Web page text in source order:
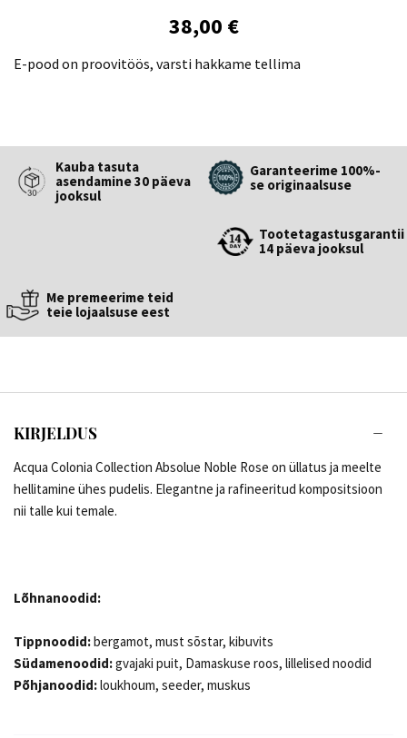
38,00 €
E-pood on proovitöös, varsti hakkame tellima
Kauba tasuta
asendamine 30 päeva
jooksul
Garanteerime 100%-
se originaalsuse
Tootetagastusgarantii
14 päeva jooksul
Me premeerime teid
teie lojaalsuse eest
KIRJELDUS
Acqua Colonia Collection Absolue Noble Rose on üllatus ja meelte
hellitamine ühes pudelis. Elegantne ja rafineeritud kompositsioon
nii talle kui temale.
Lõhnanoodid:
Tippnoodid:bergamot, must sõstar, kibuvits
Südamenoodid:gvajaki puit, Damaskuse roos, lillelised noodid
Põhjanoodid:loukhoum, seeder, muskus